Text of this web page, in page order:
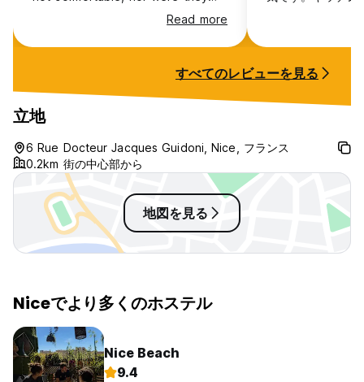
あなたが私たちと一緒にいたら、素敵な方が良いです:) (Auto-
translated from original language)
Read more
屋にも冷蔵庫があ
レ、シャワーが少
ルでしっかり確
れます。チェック
が起きてなけれ
して、チェックア
すべてのレビューを見る
立地
6 Rue Docteur Jacques Guidoni, Nice, フランス
0.2km 街の中心部から
地図を見る
Niceでより多くのホステル
Nice Beach
9.4